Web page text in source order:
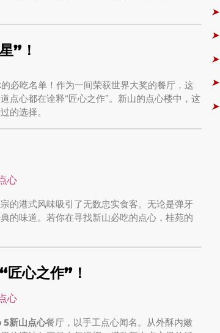
”！
必吃名单！作为一间荣获世界大奖的餐厅，这
点心都在诠释“匠心之作”。新山的点心楼中，这
的选择。
的港式风味吸引了无数忠实食客。无论是弹牙
的味道。若你在寻找新山必吃的点心，桂苑的
匠心之作”！
5新山点心餐厅，以手工点心闻名。从外酥内嫩
➤
➤